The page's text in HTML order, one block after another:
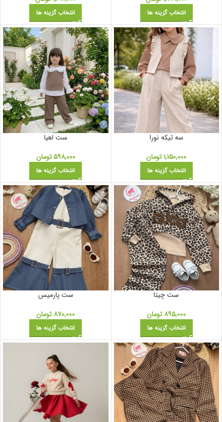
انتخاب گزینه ها انتخاب گزینه ها
سه تیکه نورا
۱,۱۵۰,۰۰۰تومان
انتخاب گزینه ها
ست لعیا
۵۹۸,۰۰۰تومان
انتخاب گزینه ها
ست چیتا
۸۹۵,۰۰۰ تومان
انتخاب گزینه ها
ست پارمیس
۸۷۰,۰۰۰ تومان
انتخاب گزینه ها